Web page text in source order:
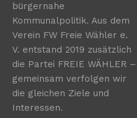
bürgernahe
Kommunalpolitik. Aus dem
Verein FW Freie Wähler e.
V. entstand 2019 zusätzlich
die Partei FREIE WÄHLER –
gemeinsam verfolgen wir
die gleichen Ziele und
Interessen.